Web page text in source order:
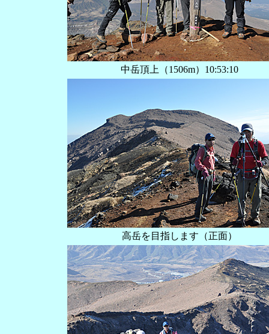
中岳頂上（1506m）10:53:10
高岳を目指します（正面）